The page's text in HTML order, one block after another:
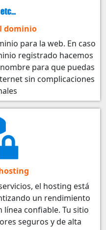
dominio
para la web. En caso
registrado hacemos
para que puedas
sin complicaciones
el hosting está
un rendimiento
línea confiable. Tu sitio
seguros y de alta